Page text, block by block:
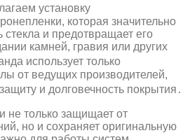
установку
которая значительно
стекла и предотвращает его
камней, гравия или других
использует только
от ведущих производителей,
и долговечность покрытия․
не только защищает от
но и сохраняет оригинальную